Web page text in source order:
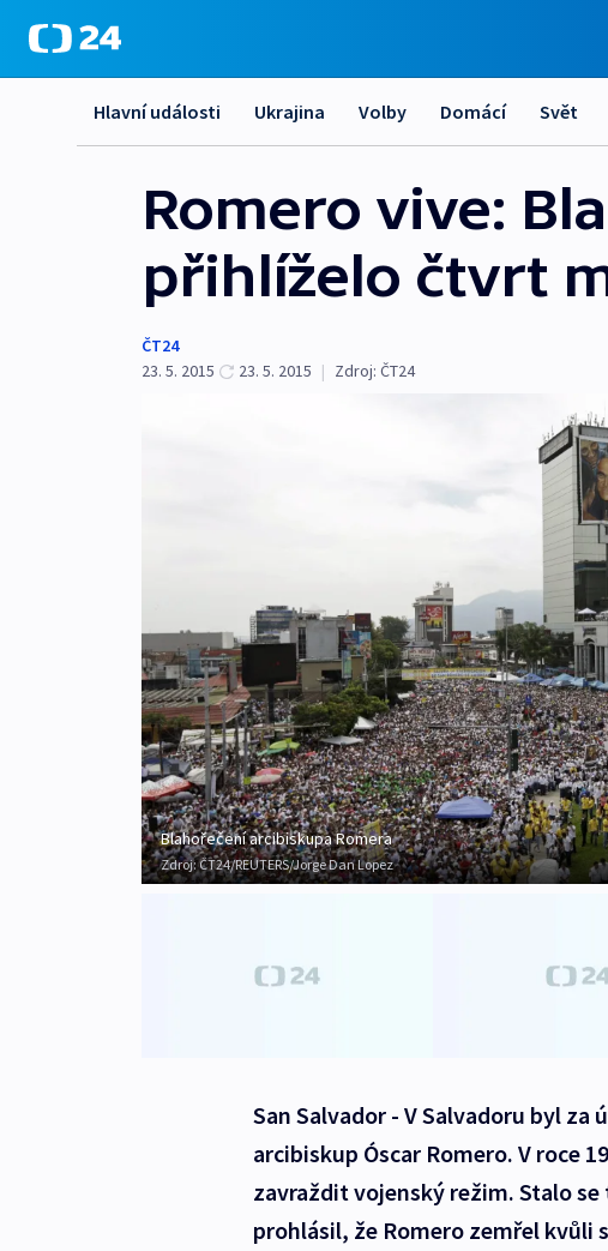
Hlavní události Ukrajina Volby Domácí Svět
Romero vive:
přihlíželo čtvrt
ČT24
23. 5. 2015
23. 5. 2015 | Zdroj: ČT24
Blahořečení arcibiskupa Romera
Zdroj:ČT24/REUTERS/Jorge Dan Lopez
San Salvador - V Salvadoru byl
arcibiskup Óscar Romero. V roce
zavraždit vojenský režim. Stalo
prohlásil, že Romero zemřel kvůli